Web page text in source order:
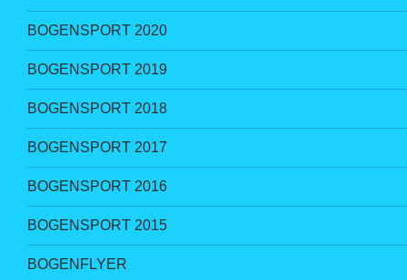
BOGENSPORT 2020
BOGENSPORT 2019
BOGENSPORT 2018
BOGENSPORT 2017
BOGENSPORT 2016
BOGENSPORT 2015
BOGENFLYER